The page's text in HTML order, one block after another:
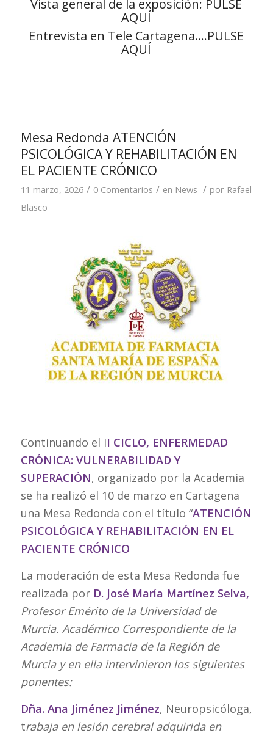
Vista general de la exposición: PULSE
AQUÍ
Entrevista en Tele Cartagena….PULSE
AQUÍ
Mesa Redonda ATENCIÓN
PSICOLÓGICA Y REHABILITACIÓN EN
EL PACIENTE CRÓNICO
11 marzo, 2026 / 0 Comentarios / en News / por Rafael
Blasco
Continuando el II CICLO, ENFERMEDAD
CRÓNICA: VULNERABILIDAD Y
SUPERACIÓN, organizado por la Academia
se ha realizó el 10 de marzo en Cartagena
una Mesa Redonda con el título “ATENCIÓN
PSICOLÓGICA Y REHABILITACIÓN EN EL
PACIENTE CRÓNICO
La moderación de esta Mesa Redonda fue
realizada porD. José María Martínez Selva,
Profesor Emérito de la Universidad de
Murcia. Académico Correspondiente de la
Academia de Farmacia de la Región de
Murcia y en ella intervinieron los siguientes
ponentes:
Dña. Ana Jiménez Jiménez, Neuropsicóloga,
trabaja en lesión cerebral adquirida en